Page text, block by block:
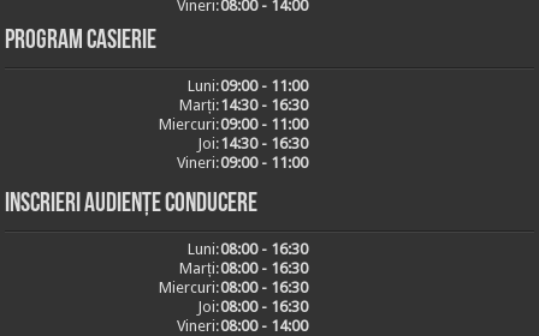
Vineri:08:00 - 14:00
Program casierie
Luni:09:00 - 11:00
Marți:14:30 - 16:30
Miercuri:09:00 - 11:00
Joi:14:30 - 16:30
Vineri:09:00 - 11:00
Inscrieri audiențe conducere
Luni:08:00 - 16:30
Marți:08:00 - 16:30
Miercuri:08:00 - 16:30
Joi:08:00 - 16:30
Vineri:08:00 - 14:00